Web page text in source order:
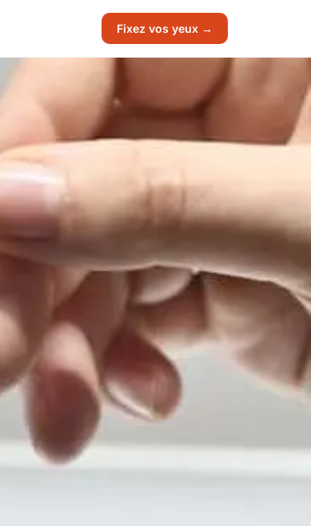
Fixez vos yeux →